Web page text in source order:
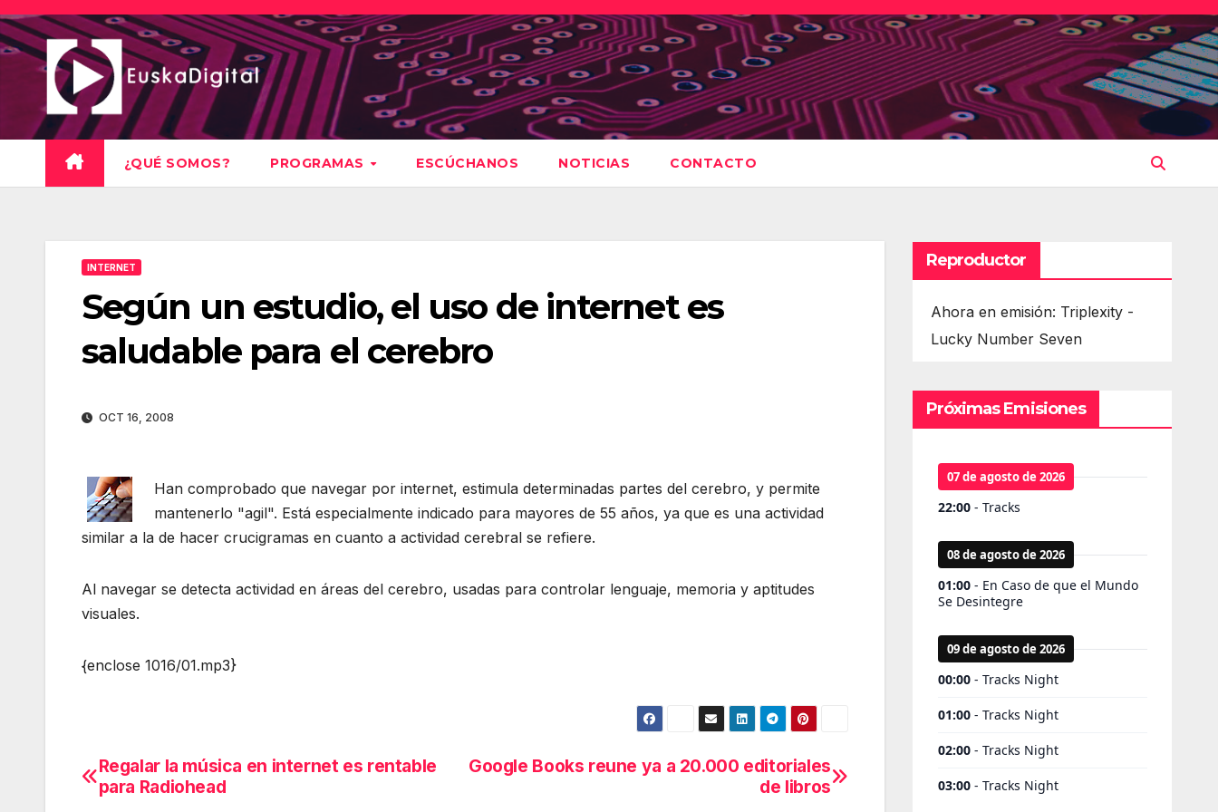
Saltar
al
contenido
¿QUÉ SOMOS? PROGRAMAS ESCÚCHANOS NOTICIAS CONTACTO
INTERNET
Según un estudio, el uso de internet es
saludable para el cerebro
OCT 16, 2008
Han comprobado que navegar por internet, estimula determinadas partes del cerebro, y permite
mantenerlo "agil". Está especialmente indicado para mayores de 55 años, ya que es una actividad
similar a la de hacer crucigramas en cuanto a actividad cerebral se refiere.
Al navegar se detecta actividad en áreas del cerebro, usadas para controlar lenguaje, memoria y aptitudes
visuales.
{enclose 1016/01.mp3}
Navegación
Google Books reune ya a 20.000 editoriales
de libros
Regalar la música en internet es rentable
para Radiohead
Reproductor
Ahora en emisión: Triplexity -
Lucky Number Seven
Próximas Emisiones